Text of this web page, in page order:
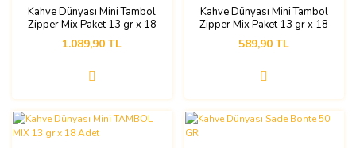
Kahve Dünyası Mini Tambol
Zipper Mix Paket 13 gr x 18
Adet x 4 Paket
1.089,90 TL
Kahve Dünyası Mini Tambol
Zipper Mix Paket 13 gr x 18
Adet x 2 Paket
589,90 TL